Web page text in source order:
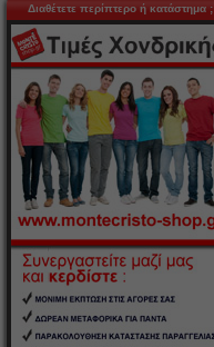
Διαθέτετε περίπτερο ή κατάστημα ;